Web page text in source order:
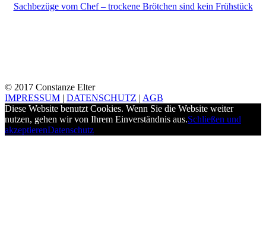
Sachbezüge vom Chef – trockene Brötchen sind kein Frühstück
© 2017 Constanze Elter
IMPRESSUM | DATENSCHUTZ | AGB
Diese Website benutzt Cookies. Wenn Sie die Website weiter
nutzen, gehen wir von Ihrem Einverständnis aus.Schließen und
akzeptierenDatenschutz